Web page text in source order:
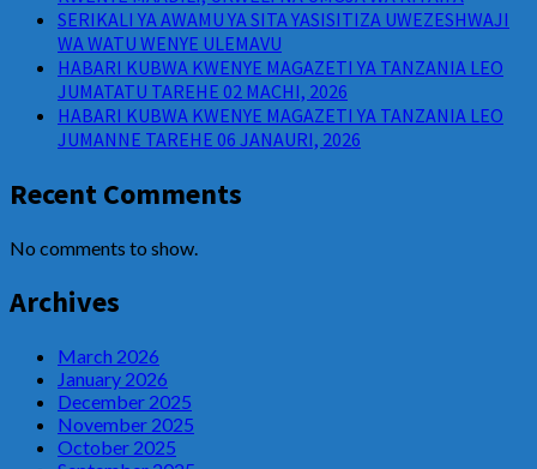
SERIKALI YA AWAMU YA SITA YASISITIZA UWEZESHWAJI
WA WATU WENYE ULEMAVU
HABARI KUBWA KWENYE MAGAZETI YA TANZANIA LEO
JUMATATU TAREHE 02 MACHI, 2026
HABARI KUBWA KWENYE MAGAZETI YA TANZANIA LEO
JUMANNE TAREHE 06 JANAURI, 2026
Recent Comments
No comments to show.
Archives
March 2026
January 2026
December 2025
November 2025
October 2025